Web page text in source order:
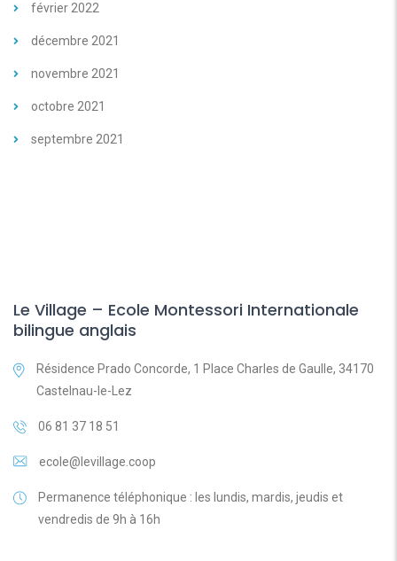
février 2022
décembre 2021
novembre 2021
octobre 2021
septembre 2021
Le Village – Ecole Montessori Internationale
bilingue anglais
Résidence Prado Concorde, 1 Place Charles de Gaulle, 34170
Castelnau-le-Lez
06 81 37 18 51
ecole@levillage.coop
Permanence téléphonique : les lundis, mardis, jeudis et
vendredis de 9h à 16h